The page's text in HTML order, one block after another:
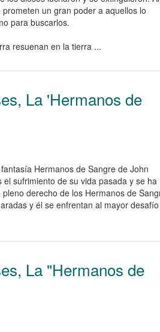
un gran poder a aquellos lo
para buscarlos.
resuenan en la tierra ...
La 'Hermanos de
Hermanos de Sangre de John
sufrimiento de su vida pasada y se ha
derecho de los Hermanos de
y él se enfrentan al mayor
La "Hermanos de